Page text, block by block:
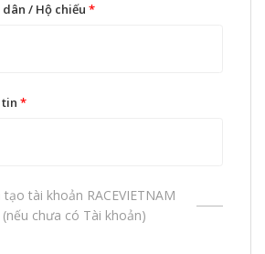
/ Hộ chiếu *
tin *
tài khoản RACEVIETNAM
(nếu chưa có Tài khoản)